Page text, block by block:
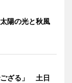
陽の光と秋風
ござる」 土日